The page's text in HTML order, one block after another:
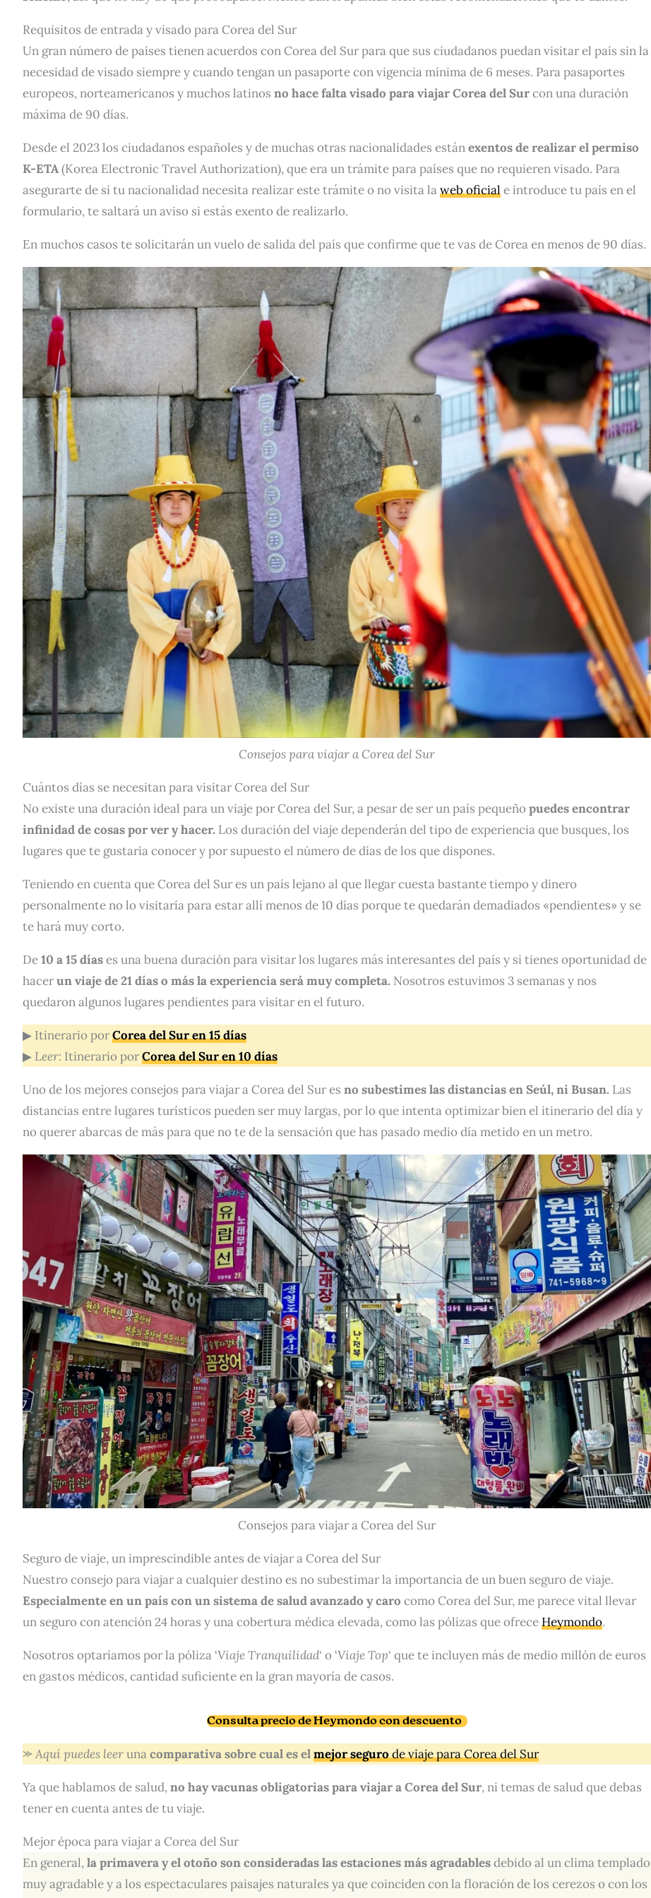
Requisitos de entrada y visado para Corea del Sur
Un gran número de países tienen acuerdos con Corea del Sur para que sus ciudadanos puedan visitar el país sin la
necesidad de visado siempre y cuando tengan un pasaporte con vigencia mínima de 6 meses. Para pasaportes
europeos, norteamericanos y muchos latinos no hace falta visado para viajar Corea del Surcon una duración
máxima de 90 días.
Desde el 2023 los ciudadanos españoles y de muchas otras nacionalidades estánexentos de realizar el permiso
K-ETA(Korea Electronic Travel Authorization), que era un trámite para países que no requieren visado. Para
asegurarte de si tu nacionalidad necesita realizar este trámite o no visita laweb oficiale introduce tu país en el
formulario, te saltará un aviso si estás exento de realizarlo.
En muchos casos te solicitarán un vuelo de salida del país que confirme que te vas de Corea en menos de 90 días.
Consejos para viajar a Corea del Sur
Cuántos días se necesitan para visitar Corea del Sur
No existe una duración ideal para un viaje por Corea del Sur, a pesar de ser un país pequeñopuedes encontrar
infinidad de cosas por ver y hacer. Los duración del viaje dependerán del tipo de experiencia que busques, los
lugares que te gustaría conocer y por supuesto el número de días de los que dispones.
Teniendo en cuenta que Corea del Sur es un país lejano al que llegar cuesta bastante tiempo y dinero
personalmente no lo visitaría para estar allí menos de 10 días porque te quedarán demadiados «pendientes» y se
te hará muy corto.
De10 a 15 díases una buena duración para visitar los lugares más interesantes del país y si tienes oportunidad de
hacerun viaje de 21 días o más la experiencia será muy completa. Nosotros estuvimos 3 semanas y nos
quedaron algunos lugares pendientes para visitar en el futuro.
▶ Itinerario porCorea del Sur en 15 días
▶ Leer: Itinerario porCorea del Sur en 10 días
Uno de los mejores consejos para viajar a Corea del Sur es no subestimes las distancias en Seúl, ni Busan. Las
distancias entre lugares turísticos pueden ser muy largas, por lo que intenta optimizar bien el itinerario del día y
no querer abarcas de más para que no te de la sensación que has pasado medio día metido en un metro.
Consejos para viajar a Corea del Sur
Seguro de viaje, un imprescindible antes de viajar a Corea del Sur
Nuestro consejo para viajar a cualquier destino es no subestimar la importancia de un buen seguro de viaje.
Especialmente en un país con un sistema de salud avanzado y caro como Corea del Sur, me parece vital llevar
un seguro con atención 24 horas y una cobertura médica elevada, como las pólizas que ofreceHeymondo.
Nosotros optaríamos por la póliza ‘Viaje Tranquilidad‘ o ‘Viaje Top‘ que te incluyen más de medio millón de euros
en gastos médicos, cantidad suficiente en la gran mayoría de casos.
Consulta precio de Heymondo con descuento
⪼Aquí puedes leerunacomparativa sobre cual es elmejor segurode viaje para Corea del Sur
Ya que hablamos de salud,no hay vacunas obligatorias para viajar a Corea del Sur, ni temas de salud que debas
tener en cuenta antes de tu viaje.
Mejor época para viajar a Corea del Sur
En general,la primaverayel otoño son consideradas las estaciones más agradablesdebido al un clima templado
muy agradable y a los espectaculares paisajes naturales ya que coinciden con la floración de los cerezos o con los